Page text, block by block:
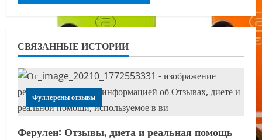
СВЯЗАННЫЕ ИСТОРИИ
Фуллерены отзывы
Ферулен: Отзывы, диета и реальная помощь